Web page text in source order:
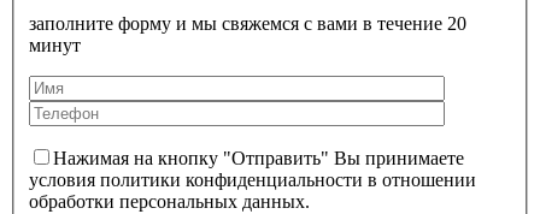
заполните форму и мы свяжемся с вами в течение 20
минут
Нажимая на кнопку "Отправить" Вы принимаете
условия политики конфиденциальности в отношении
обработки персональных данных.